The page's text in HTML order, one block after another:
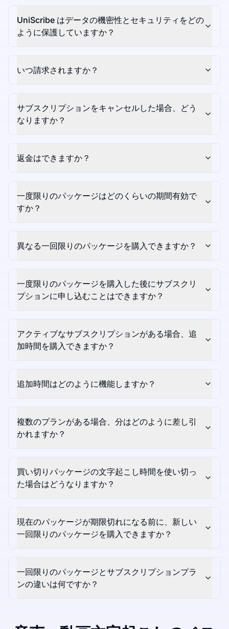
UniScribe はデータの機密性とセキュリティをどの
ように保護していますか？
いつ請求されますか？
サブスクリプションをキャンセルした場合、どう
なりますか？
返金はできますか？
一度限りのパッケージはどのくらいの期間有効で
すか？
異なる一回限りのパッケージを購入できますか？
一度限りのパッケージを購入した後にサブスクリ
プションに申し込むことはできますか？
アクティブなサブスクリプションがある場合、追
加時間を購入できますか？
追加時間はどのように機能しますか？
複数のプランがある場合、分はどのように差し引
かれますか？
買い切りパッケージの文字起こし時間を使い切っ
た場合はどうなりますか？
現在のパッケージが期限切れになる前に、新しい
一回限りのパッケージを購入できますか？
一回限りのパッケージとサブスクリプションプラ
ンの違いは何ですか？